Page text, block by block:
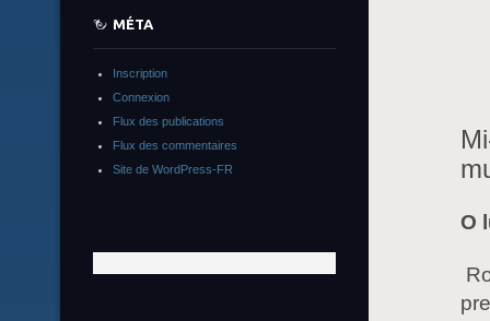
O
MÉTA
Inscription
Connexion
Flux des publications
Flux des commentaires
Site de WordPress-FR